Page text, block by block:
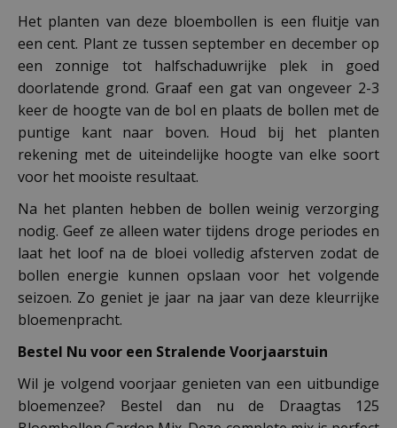
Het planten van deze bloembollen is een fluitje van
een cent. Plant ze tussen september en december op
een zonnige tot halfschaduwrijke plek in goed
doorlatende grond. Graaf een gat van ongeveer 2-3
keer de hoogte van de bol en plaats de bollen met de
puntige kant naar boven. Houd bij het planten
rekening met de uiteindelijke hoogte van elke soort
voor het mooiste resultaat.
Na het planten hebben de bollen weinig verzorging
nodig. Geef ze alleen water tijdens droge periodes en
laat het loof na de bloei volledig afsterven zodat de
bollen energie kunnen opslaan voor het volgende
seizoen. Zo geniet je jaar na jaar van deze kleurrijke
bloemenpracht.
Bestel Nu voor een Stralende Voorjaarstuin
Wil je volgend voorjaar genieten van een uitbundige
bloemenzee? Bestel dan nu de Draagtas 125